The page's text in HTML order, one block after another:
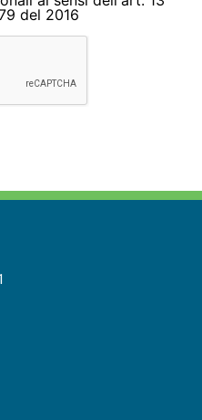
del 2016